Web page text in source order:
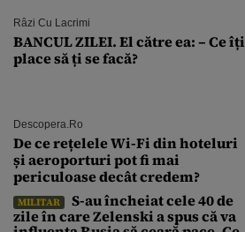
Râzi Cu Lacrimi
BANCUL ZILEI. El către ea: – Ce îți
place să ți se facă?
Descopera.ro
De ce rețelele Wi-Fi din hoteluri
și aeroporturi pot fi mai
periculoase decât credem?
MILITAR
S-au încheiat cele 40 de
zile în care Zelenski a spus că va